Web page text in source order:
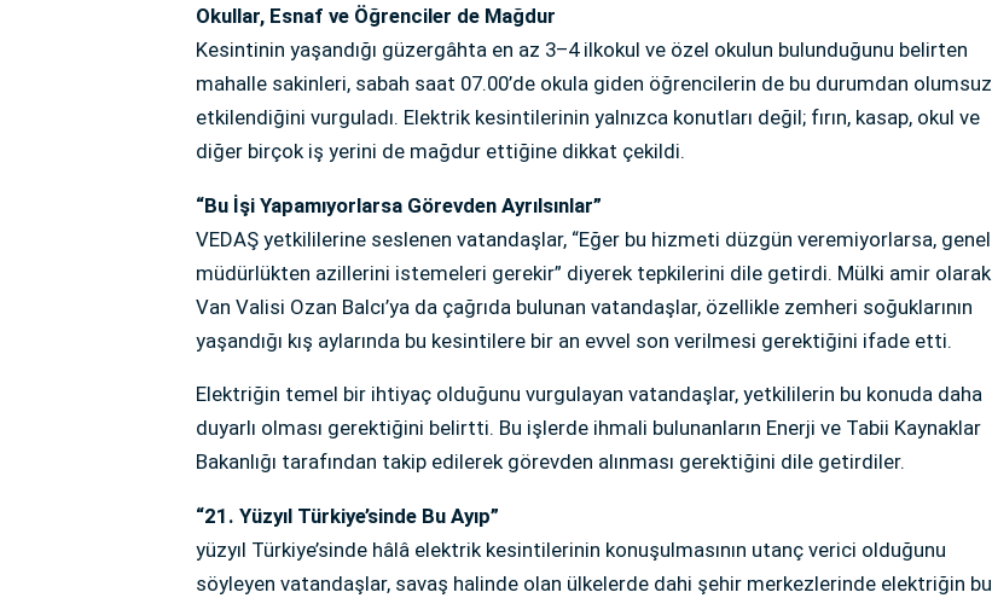
Okullar, Esnaf ve Öğrenciler de Mağdur
Kesintinin yaşandığı güzergâhta en az 3–4 ilkokul ve özel okulun bulunduğunu belirten
mahalle sakinleri, sabah saat 07.00’de okula giden öğrencilerin de bu durumdan olumsuz
etkilendiğini vurguladı. Elektrik kesintilerinin yalnızca konutları değil; fırın, kasap, okul ve
diğer birçok iş yerini de mağdur ettiğine dikkat çekildi.
“Bu İşi Yapamıyorlarsa Görevden Ayrılsınlar”
VEDAŞ yetkililerine seslenen vatandaşlar, “Eğer bu hizmeti düzgün veremiyorlarsa, genel
müdürlükten azillerini istemeleri gerekir” diyerek tepkilerini dile getirdi. Mülki amir olarak
Van Valisi Ozan Balcı’ya da çağrıda bulunan vatandaşlar, özellikle zemheri soğuklarının
yaşandığı kış aylarında bu kesintilere bir an evvel son verilmesi gerektiğini ifade etti.
Elektriğin temel bir ihtiyaç olduğunu vurgulayan vatandaşlar, yetkililerin bu konuda daha
duyarlı olması gerektiğini belirtti. Bu işlerde ihmali bulunanların Enerji ve Tabii Kaynaklar
Bakanlığı tarafından takip edilerek görevden alınması gerektiğini dile getirdiler.
“21. Yüzyıl Türkiye’sinde Bu Ayıp”
yüzyıl Türkiye’sinde hâlâ elektrik kesintilerinin konuşulmasının utanç verici olduğunu
söyleyen vatandaşlar, savaş halinde olan ülkelerde dahi şehir merkezlerinde elektriğin bu